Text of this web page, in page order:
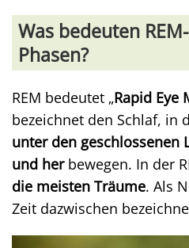
Was bedeuten
Phasen?
REM bedeutet „Rapid Eye
bezeichnet den Schlaf, in
unter den geschlossenen
und herbewegen. In der
die meisten Träume. Als
Zeit dazwischen